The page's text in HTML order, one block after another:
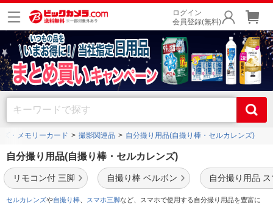
ログイン
会員登録(無料)
・メモリーカード 撮影関連品 自分撮り用品(自撮り棒・セルカレンズ)
自分撮り用品(自撮り棒・セルカレンズ)
リモコン付 三脚 自撮り棒 ベルボン 自分撮り用品
セルカレンズや自撮り棒 スマホ三脚など、スマホで使用する自分撮り用品を豊富に